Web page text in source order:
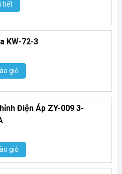
tiết
KW-72-3
giỏ
Điện Áp ZY-009 3-
giỏ